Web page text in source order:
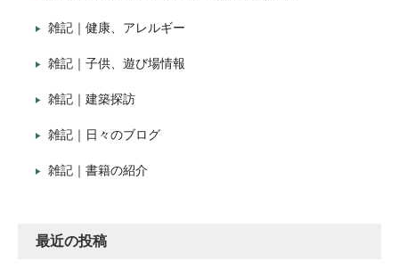
雑記｜健康、アレルギー
雑記｜子供、遊び場情報
雑記｜建築探訪
雑記｜日々のブログ
雑記｜書籍の紹介
最近の投稿